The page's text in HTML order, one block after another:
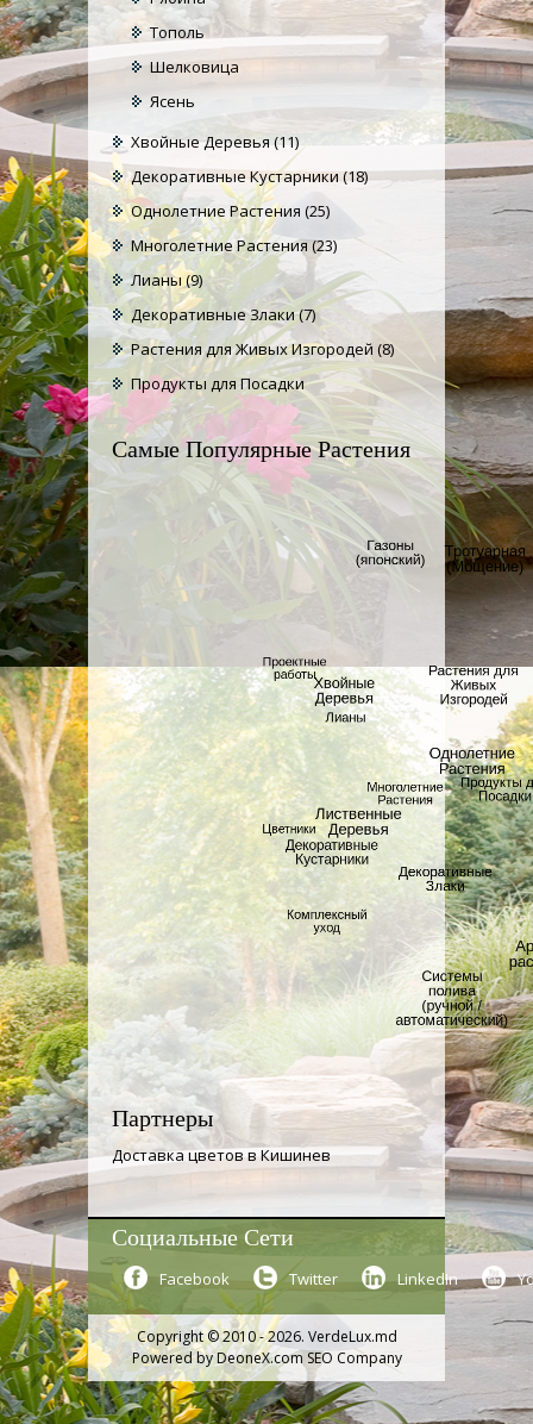
Тополь
Шелковица
Ясень
Хвойные Деревья(11)
Декоративные Кустарники(18)
Однолетние Растения (25)
Многолетние Растения(23)
Лианы (9)
Декоративные Злаки(7)
Растения для Живых Изгородей (8)
Продукты для Посадки
Самые Популярные Растения
Партнеры
Доставка цветов в Кишинев
Социальные Сети
Facebook Twitter LinkedIn
Copyright © 2010 - 2026. VerdeLux.md
Powered byDeoneX.com SEO Company